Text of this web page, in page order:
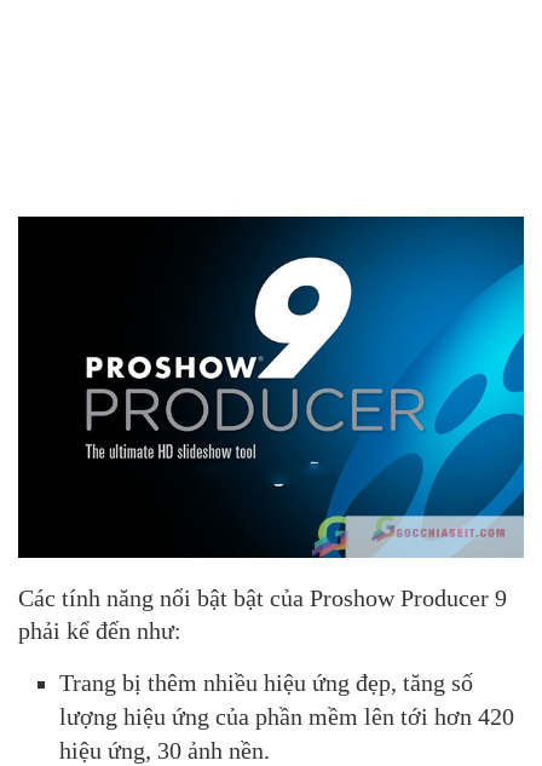
Các tính năng nổi bật bật của Proshow Producer 9
phải kể đến như:
Trang bị thêm nhiều hiệu ứng đẹp, tăng số
lượng hiệu ứng của phần mềm lên tới hơn 420
hiệu ứng, 30 ảnh nền.